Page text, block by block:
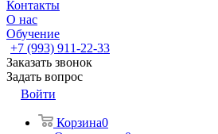
Контакты
О нас
Обучение
+7 (993) 911-22-33
Заказать звонок
Задать вопрос
Войти
Корзина0